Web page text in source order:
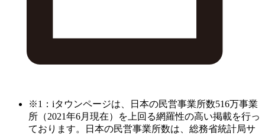
※1：iタウンページは、日本の民営事業所数516万事業
所（2021年6月現在）を上回る網羅性の高い掲載を行っ
ております。日本の民営事業所数は、総務省統計局サ